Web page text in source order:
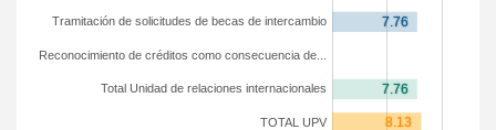
TOTAL UPV
Total Unidad de relaciones internacionales
Reconocimiento de créditos como consecuencia de...
Tramitación de solicitudes de becas de intercambio